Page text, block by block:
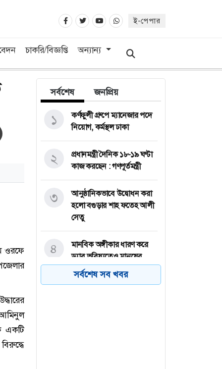
ই-পেপার
চাকরি/বিজ্ঞপ্তি অন্যান্য
ওরফে
একটি
সর্বশেষ জনপ্রিয়
কর্ণফুলী গ্রুপে ম্যানেজার পদে
নিয়োগ, কর্মস্থল ঢাকা
১
প্রধানমন্ত্রী দৈনিক ১৮-১৯ ঘণ্টা
কাজ করছেন : গণপূর্তমন্ত্রী
২
আনুষ্ঠানিকভাবে উদ্বোধন করা
হলো বগুড়ার শাহ ফতেহ আলী
সেতু
৩
মানবিক অঙ্গীকার ধারণ করে
ড্যাব ভবিষ্যতেও মানুষের
পাশে দাঁড়াবে: ডা. জুবাইদা
রহমান
৪
সর্বশেষ সব খবর